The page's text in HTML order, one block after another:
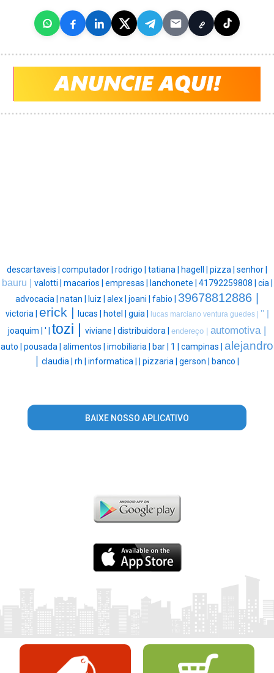
descartaveis | computador | rodrigo | tatiana | hagell | pizza | senhor |
bauru | valotti | macarios | empresas | lanchonete | 41792259808 | cia |
advocacia | natan | luiz | alex | joani | fabio | 39678812886 |
victoria | erick | lucas | hotel | guia | lucas marciano ventura guedes | '' |
joaquim | ' | tozi | viviane | distribuidora | endereço | automotiva |
auto | pousada | alimentos | imobiliaria | bar | 1 | campinas | alejandro
| claudia | rh | informatica | pizzaria | gerson | banco |
BAIXE NOSSO APLICATIVO